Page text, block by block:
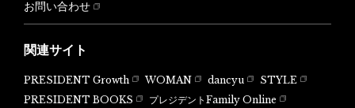
お問い合わせ
関連サイト
PRESIDENT Growth WOMAN dancyu
STYLE
PRESIDENT BOOKS
プレジデントFamily Online